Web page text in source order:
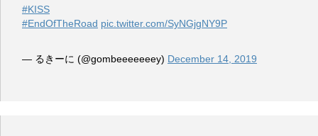
#KISS
#EndOfTheRoad pic.twitter.com/SyNGjgNY9P
— るきーに (@gombeeeeeeey) December 14, 2019